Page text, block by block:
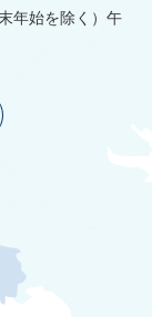
年始を除く）午